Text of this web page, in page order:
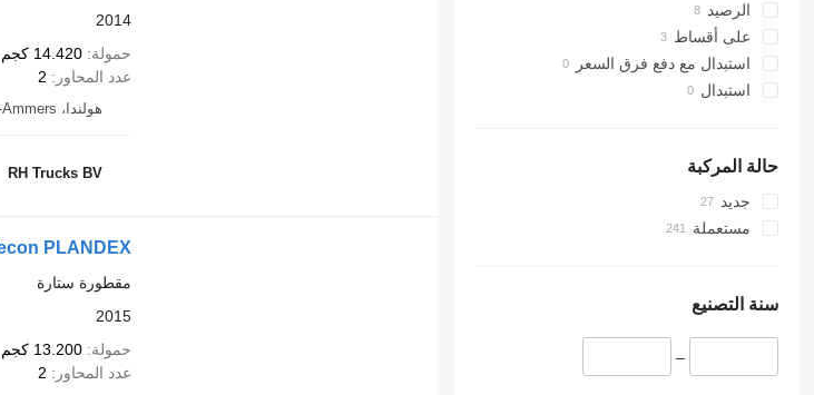
الرصيد
على أقساط
استبدال مع دفع فرق السعر
استبدال
حالة المركبة
جديد
مستعملة
سنة التصنيع
–
2014
حمولة 14.420 كجم
عدد المحاور
2
هولندا، Groot-Ammers
RH Trucks BV
PLANDEX
مقطورة ستارة
2015
حمولة 13.200 كجم
عدد المحاور
2